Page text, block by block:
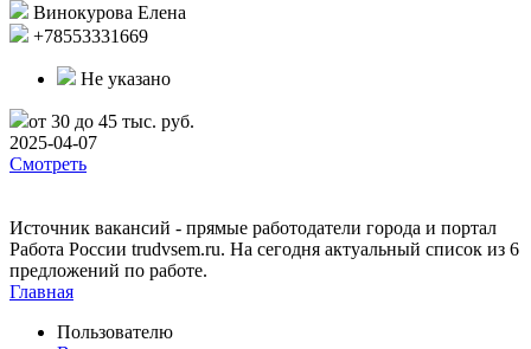
Винокурова Елена
+78553331669
Не указано
от 30 до 45 тыс. руб.
2025-04-07
Смотреть
Источник вакансий - прямые работодатели города и портал
Работа России trudvsem.ru. На сегодня актуальный список из 6
предложений по работе.
Главная
Пользователю